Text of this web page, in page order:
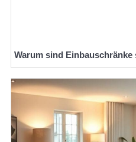
Warum sind